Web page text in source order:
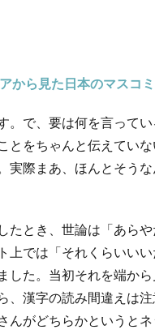
から見た日本のマスコ
。で、要は何を言って
とをちゃんと伝えてい
実際まあ、ほんとそう
たとき、世論は「あら
上では「それくらいい
した。当初それを端か
、漢字の読み間違えは
んがどちらかというと